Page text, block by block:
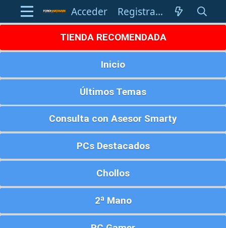
Acceder Registrarse
TIENDA RECOMENDADA
Inicio
Últimos Temas
Consulta con Asesor Smarty
PCs Destacados
Chollos
2ª Mano